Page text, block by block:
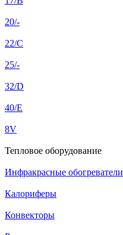
20/-
22/C
25/-
32/D
40/E
8V
Тепловое оборудование
Инфракрасные обогреватели
Калориферы
Конвекторы